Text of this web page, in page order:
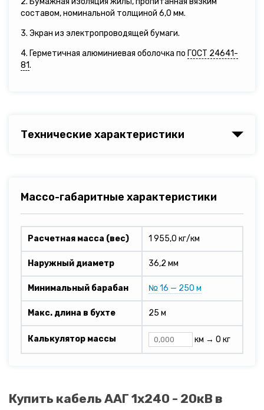
составом, номинальной толщиной 6,0 мм.
3. Экран из электропроводящей бумаги.
4. Герметичная алюминиевая оболочка по ГОСТ 24641-
81.
Технические характеристики
Массо-габаритные характеристики
Расчетная масса (вес) 1 955,0 кг/км
Наружный диаметр 36,2 мм
Минимальный барабан № 16 — 250 м
Макс. длина в бухте 25 м
Калькулятор массы км → 0 кг
Купить кабель ААГ 1х240 - 20кВ в